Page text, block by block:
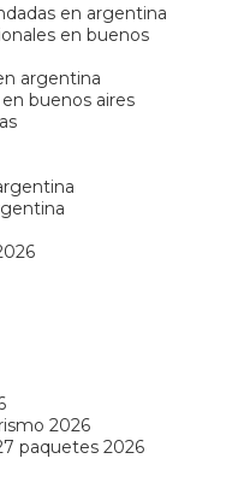
en argentina
en buenos
argentina
buenos aires
2026
paquetes 2026